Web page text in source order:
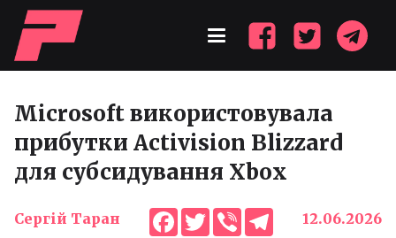
Microsoft використовувала
прибутки Activision Blizzard
для субсидування Xbox
Сергій Таран Facebook
TwitterViber Telegram
12.06.2026